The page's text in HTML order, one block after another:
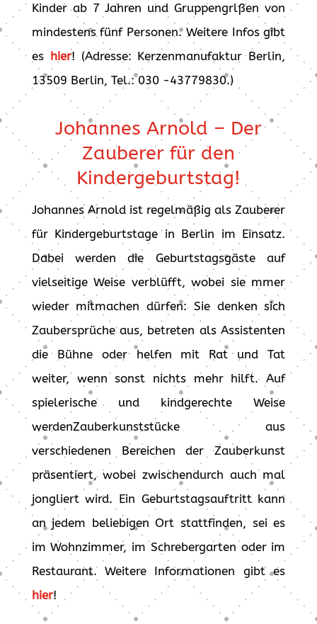
Kinder ab 7 Jahren und Gruppengrlßen von
mindestens fünf Personen. Weitere Infos gibt
es hier! (Adresse: Kerzenmanufaktur Berlin,
13509 Berlin, Tel.: 030 -43779830.)
Johannes Arnold – Der
Zauberer für den
Kindergeburtstag!
Johannes Arnold ist regelmäßig als Zauberer
für Kindergeburtstage in Berlin im Einsatz.
Dabei werden die Geburtstagsgäste auf
vielseitige Weise verblüfft, wobei sie mmer
wieder mitmachen dürfen: Sie denken sich
Zaubersprüche aus, betreten als Assistenten
die Bühne oder helfen mit Rat und Tat
weiter, wenn sonst nichts mehr hilft. Auf
spielerische und kindgerechte Weise
werdenZauberkunststücke aus
verschiedenen Bereichen der Zauberkunst
präsentiert, wobei zwischendurch auch mal
jongliert wird. Ein Geburtstagsauftritt kann
an jedem beliebigen Ort stattfinden, sei es
im Wohnzimmer, im Schrebergarten oder im
Restaurant. Weitere Informationen gibt es
hier!